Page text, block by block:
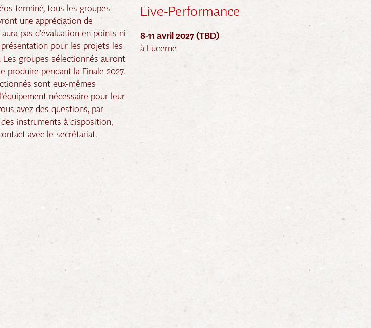
terminé, tous les groupes
une appréciation de
aura pas d’évaluation en points ni
pour les projets les
Les groupes sélectionnés auront
produire pendant la Finale 2027.
sont eux-mêmes
nécessaire pour leur
avez des questions, par
instruments à disposition,
avec le secrétariat.
Live-Performance
8-11 avril 2027 (TBD)
à Lucerne